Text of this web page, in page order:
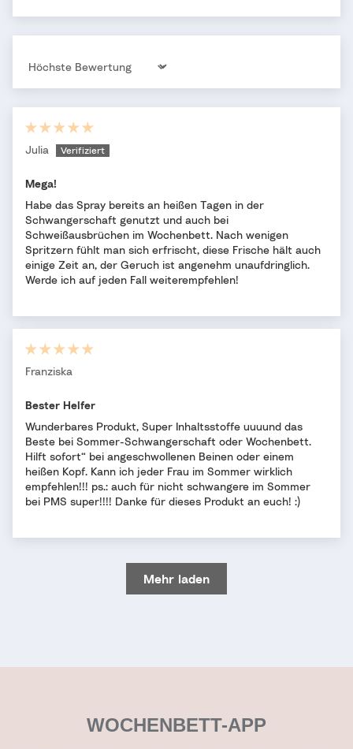
Sort by
Julia
Mega!
Habe das Spray bereits an heißen Tagen in der
Schwangerschaft genutzt und auch bei
Schweißausbrüchen im Wochenbett. Nach wenigen
Spritzern fühlt man sich erfrischt, diese Frische hält auch
einige Zeit an, der Geruch ist angenehm unaufdringlich.
Werde ich auf jeden Fall weiterempfehlen!
Franziska
Bester Helfer
Wunderbares Produkt, Super Inhaltsstoffe uuuund das
Beste bei Sommer-Schwangerschaft oder Wochenbett.
Hilft sofort“ bei angeschwollenen Beinen oder einem
heißen Kopf. Kann ich jeder Frau im Sommer wirklich
empfehlen!!! ps.: auch für nicht schwangere im Sommer
bei PMS super!!!! Danke für dieses Produkt an euch! :)
Mehr laden
WOCHENBETT-APP